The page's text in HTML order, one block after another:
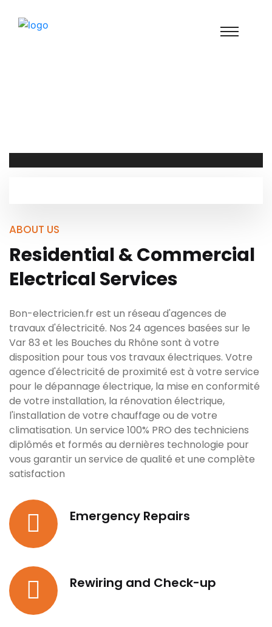
ABOUT US
Residential & Commercial
Electrical Services
Bon-electricien.fr est un réseau d'agences de
travaux d'électricité. Nos 24 agences basées sur le
Var 83 et les Bouches du Rhône sont à votre
disposition pour tous vos travaux électriques. Votre
agence d'électricité de proximité est à votre service
pour le dépannage électrique, la mise en conformité
de votre installation, la rénovation électrique,
l'installation de votre chauffage ou de votre
climatisation. Un service 100% PRO des techniciens
diplômés et formés au dernières technologie pour
vous garantir un service de qualité et une complète
satisfaction
Emergency Repairs
Rewiring and Check-up